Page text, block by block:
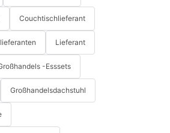
Couchtischlieferant
Lieferant
-Esssets
Großhandelsdachstuhl